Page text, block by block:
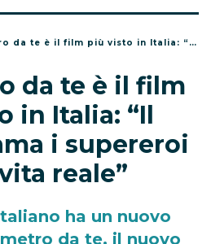
il film più visto in Italia: “Il pubblico ama i supereroi della vita reale”
da te è il film
in Italia: “Il
i supereroi
reale”
ha un nuovo
da te, il nuovo